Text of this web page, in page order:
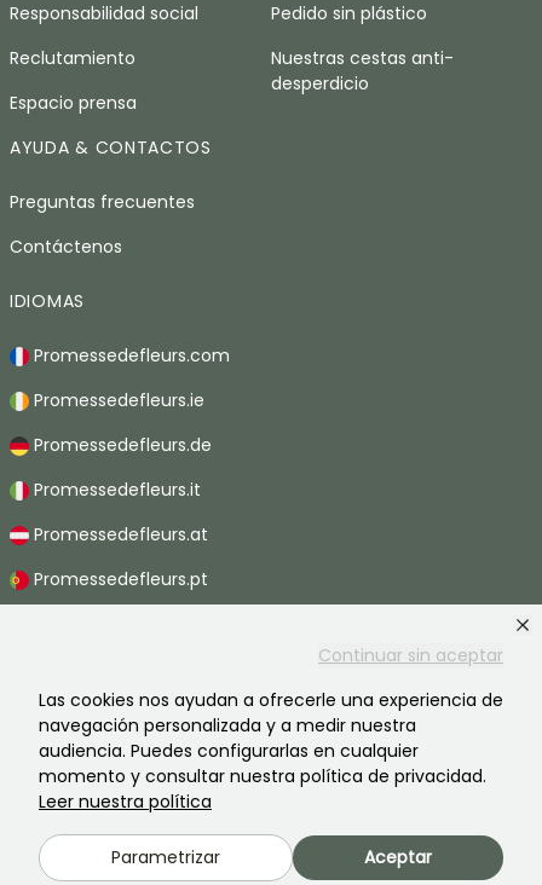
Continuar sin aceptar
Las cookies nos ayudan a ofrecerle una experiencia de
navegación personalizada y a medir nuestra
audiencia. Puedes configurarlas en cualquier
momento y consultar nuestra política de privacidad.
Leer nuestra política
Parametrizar Aceptar
Responsabilidad social
Reclutamiento
Espacio prensa
Pedido sin plástico
Nuestras cestas anti-
desperdicio
AYUDA & CONTACTOS
Preguntas frecuentes
Contáctenos
IDIOMAS
Promessedefleurs.com
Promessedefleurs.ie
Promessedefleurs.de
Promessedefleurs.it
Promessedefleurs.at
Promessedefleurs.pt
Promessedefleurs.ch
Información legal
Términos y condiciones
Política de privacidad
Promesse de fleurs, una empresa familiar al servicio de todos los